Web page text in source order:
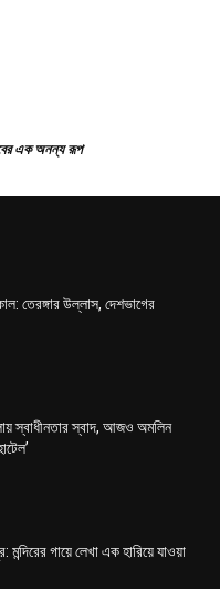
এক অনন্য রূপ
তেরঙ্গার উল্লাস, দেশভাগের
স্বাধীনতার স্বাদ, আজও অমলিন
মন্দিরের গায়ে লেখা এক হারিয়ে যাওয়া